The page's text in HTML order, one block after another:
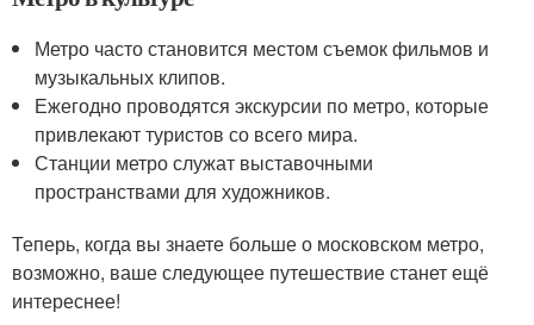
Метро часто становится местом съемок фильмов и
музыкальных клипов.
Ежегодно проводятся экскурсии по метро, которые
привлекают туристов со всего мира.
Станции метро служат выставочными
пространствами для художников.
Теперь, когда вы знаете больше о московском метро,
возможно, ваше следующее путешествие станет ещё
интереснее!